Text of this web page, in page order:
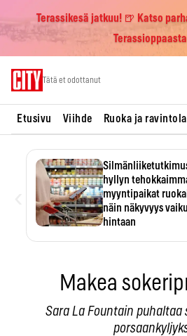
Terassikesä jatkuu! 🍺 Katso
Tätä et odottanut
Etusivu Viihde Ruoka ja
hyllyn
myyntipaikat
näin näkyvyys
hintaan
Makea
Sara La Fountain puhaltaa